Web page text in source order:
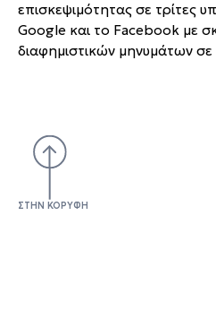
επισκεψιμότητας σε τρίτες
Google και το Facebook με
διαφημιστικών μηνυμάτων σε
ΣΤΗΝ ΚΟΡΥΦΗ